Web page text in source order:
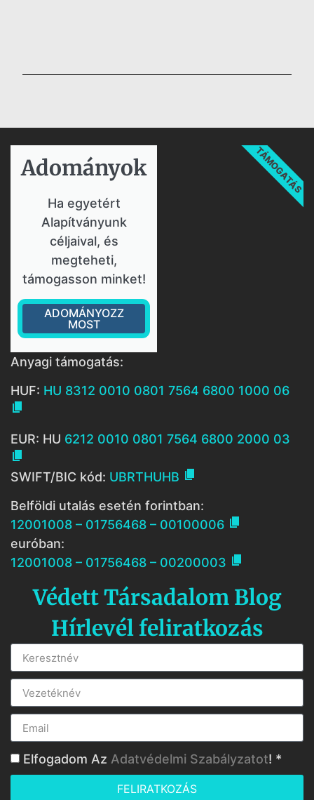
Adományok​
Ha egyetért
Alapítványunk
céljaival, és
megteheti,
támogasson minket!
ADOMÁNYOZZ
MOST
TÁMOGATÁS
Anyagi támogatás:
HUF: HU 8312 0010 0801 7564 6800 1000 06

EUR: HU 6212 0010 0801 7564 6800 2000 03

SWIFT/BIC kód: UBRTHUHB 
Belföldi utalás esetén forintban:
12001008 – 01756468 – 00100006 
euróban:
12001008 – 01756468 – 00200003 
Védett Társadalom Blog
Hírlevél feliratkozás
Elfogadom Az Adatvédelmi Szabályzatot! *
FELIRATKOZÁS